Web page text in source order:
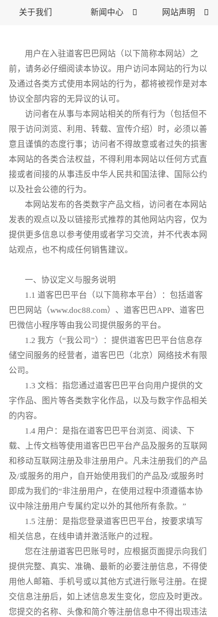
关于我们 新闻中心  网站声明 
用户在入驻道客巴巴网站（以下简称本网站）之
前，请务必仔细阅读本协议。用户访问本网站的行为以
及通过各类方式使用本网站的行为，都将被视作是对本
协议全部内容的无异议的认可。
访问者在从事与本网站相关的所有行为（包括但不
限于访问浏览、利用、转载、宣传介绍）时，必须以善
意且谨慎的态度行事；访问者不得故意或者过失的损害
本网站的各类合法权益，不得利用本网站以任何方式直
接或者间接的从事违反中华人民共和国法律、国际公约
以及社会公德的行为。
本网站发布的各类数字产品文档，访问者在本网站
发表的观点以及以链接形式推荐的其他网站内容，仅为
提供更多信息以参考使用或者学习交流，并不代表本网
站观点，也不构成任何销售建议。
一、协议定义与服务说明
1.1 道客巴巴平台（以下简称本平台）：包括道客
巴巴网站（www.doc88.com）、道客巴巴APP、道客巴
巴微信小程序等由我公司提供服务的平台。
1.2 我方（“我公司”）：提供道客巴巴平台信息存
储空间服务的经营者，道客巴巴（北京）网络技术有限
公司。
1.3 文档：指您通过道客巴巴平台向用户提供的文
字作品、图片等各类数字化作品，以及与数字作品相关
的内容。
1.4 用户：是指在道客巴巴平台浏览、阅读、下
载、上传文档等使用道客巴巴平台产品及服务的互联网
和移动互联网注册及非注册用户。凡未注册我们的产品
及/或服务的用户，自开始使用我们的产品及/或服务时
即成为我们的“非注册用户，在使用过程中须遵循本协
议中除注册用户专属约定以外的其他所有条款。”
1.5 注册：是指您登录道客巴巴平台，按要求填写
相关信息，在线申请并激活账户的过程。
您在注册道客巴巴账号时，应根据页面提示向我们
提供完整、真实、准确、最新的必要注册信息，不得使
用他人邮箱、手机号或以其他方式进行账号注册。在提
交信息注册后，如上述信息发生变化，您应及时更改。
您提交的名称、头像和简介等注册信息中不得出现违法